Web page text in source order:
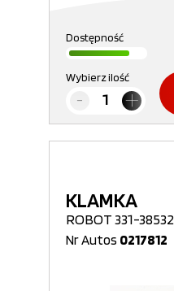
Dostępność
Wybierz ilość
KLAMKA
ROBOT 331-38532
Nr Autos 0217812